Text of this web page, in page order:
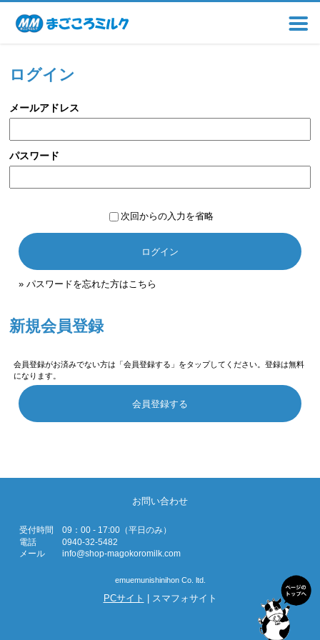
ログイン
メールアドレス
パスワード
次回からの入力を省略
ログイン
» パスワードを忘れた方はこちら
新規会員登録
会員登録がお済みでない方は「会員登録する」をタップしてください。登録は無料
になります。
会員登録する
お問い合わせ
受付時間
09：00 - 17:00（平日のみ）
電話
0940-32-5482
メール
info@shop-magokoromilk.com
emuemunishinihon Co. ltd.
PCサイト | スマフォサイト